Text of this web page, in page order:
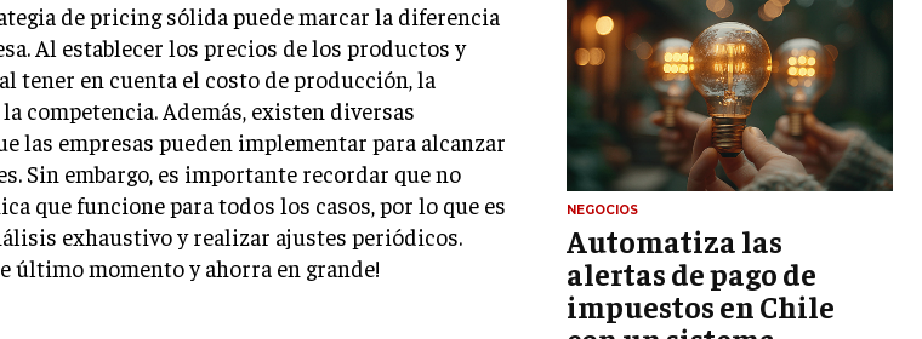
RECLUTAMIENTO Y SELECCIÓN
DESARROLLO DE PERSONAL
GESTIÓN DEL DESEMPEÑO
CULTURA Y CLIMA ORGANIZACIONAL
ÉTICA EMPRESARIAL Y
RESPONSABILIDAD SOCIAL
BLOG
de pricing sólida puede marcar la diferencia
Al establecer los precios de los productos y
tener en cuenta el costo de producción, la
competencia. Además, existen diversas
las empresas pueden implementar para alcanzar
Sin embargo, es importante recordar que no
que funcione para todos los casos, por lo que es
exhaustivo y realizar ajustes periódicos.
último momento y ahorra en grande!
NEGOCIOS
Automatiza las
alertas de pago de
impuestos en Chile